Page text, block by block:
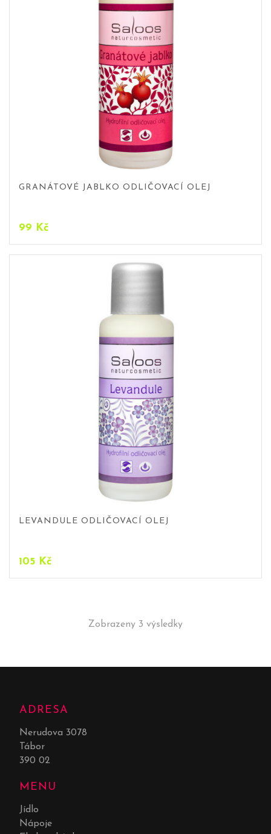
GRANÁTOVÉ JABLKO ODLIČOVACÍ OLEJ
99 Kč
LEVANDULE ODLIČOVACÍ OLEJ
105 Kč
Zobrazeny 3 výsledky
ADRESA
Nerudova 3078
Tábor
390 02
MENU
Jídlo
Nápoje